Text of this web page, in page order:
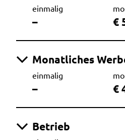
einmalig
– €
Monatliches
einmalig
– €
Betrieb